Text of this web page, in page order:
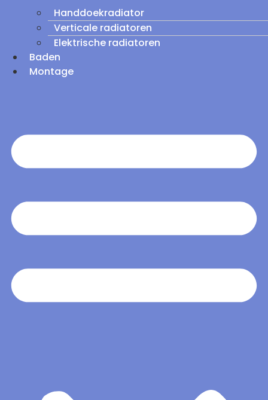
Handdoekradiator
Verticale radiatoren
Elektrische radiatoren
Baden
Montage